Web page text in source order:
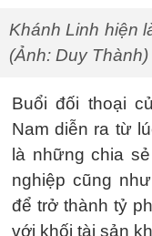
Khánh Linh hiện
(Ảnh: Duy Thành)
Buổi đối thoại
Nam diễn ra từ
là những chia
nghiệp cũng
để trở thành tỷ
với khối tài sản